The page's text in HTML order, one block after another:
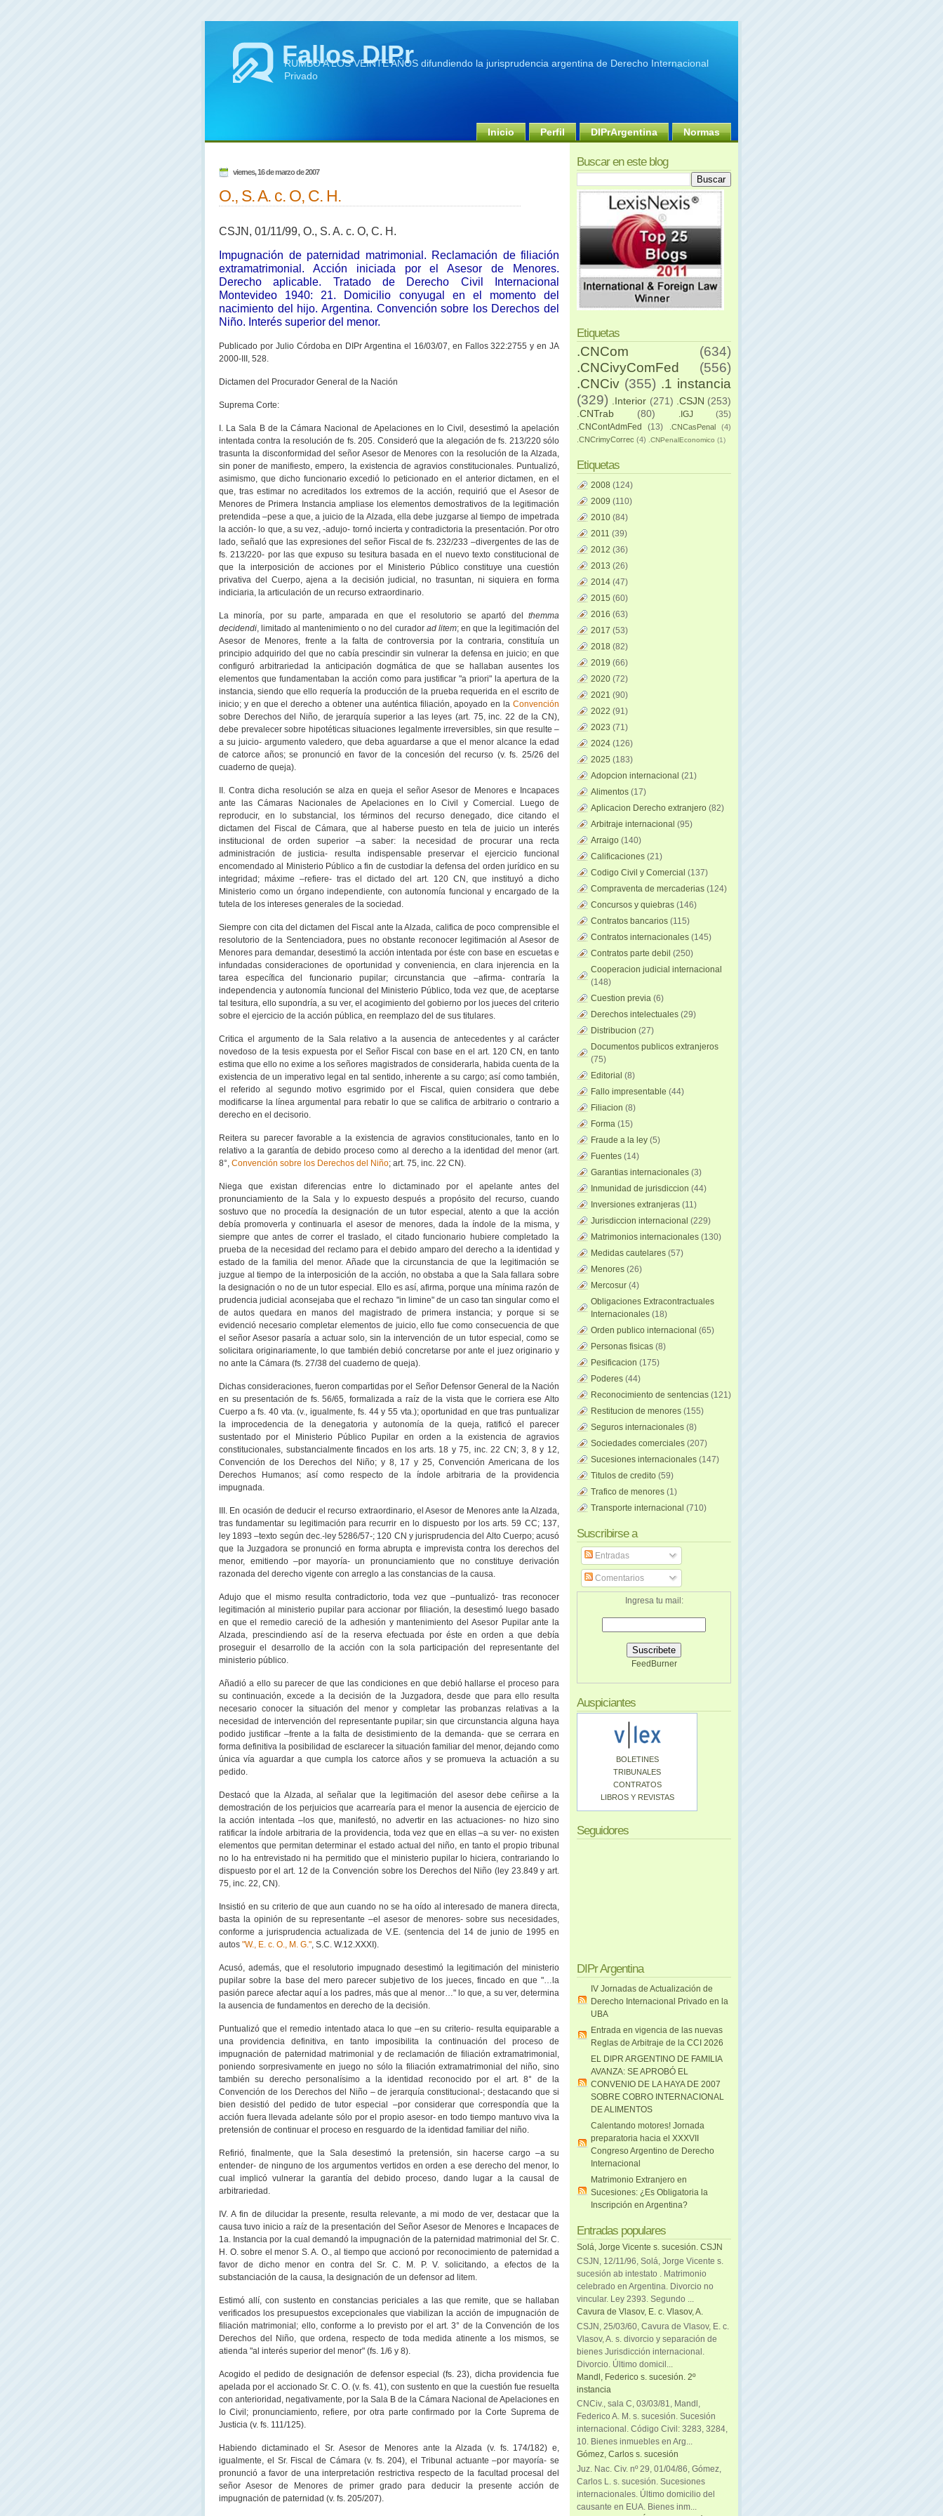
Fallos DIPr
RUMBO A LOS VEINTE AÑOS difundiendo la jurisprudencia argentina de Derecho Internacional
Privado
Inicio Perfil DIPrArgentina Normas
viernes, 16 de marzo de 2007
O., S. A. c. O, C. H.
CSJN, 01/11/99, O., S. A. c. O, C. H.
Impugnación de paternidad matrimonial. Reclamación de filiación
extramatrimonial. Acción iniciada por el Asesor de Menores.
Derecho aplicable. Tratado de Derecho Civil Internacional
Montevideo 1940: 21. Domicilio conyugal en el momento del
nacimiento del hijo. Argentina. Convención sobre los Derechos del
Niño. Interés superior del menor.
Publicado por Julio Córdoba en DIPr Argentina el 16/03/07, en Fallos 322:2755 y en JA
2000-III, 528.
Dictamen del Procurador General de la Nación
Suprema Corte:
I. La Sala Bde la Cámara Nacional de Apelaciones en lo Civil, desestimó la apelación
intentada contra la resolución de fs. 205. Consideró que la alegación de fs. 213/220 sólo
trasunta la disconformidad del señor Asesor de Menores con la resolución de la Alzada,
sin poner de manifiesto, empero, la existencia de agravios constitucionales. Puntualizó,
asimismo, que dicho funcionario excedió lo peticionado en el anterior dictamen, en el
que, tras estimar no acreditados los extremos de la acción, requirió que el Asesor de
Menores de Primera Instancia ampliase los elementos demostrativos de la legitimación
pretendida –pese a que, a juicio de la Alzada, ella debe juzgarse al tiempo de impetrada
la acción- lo que, a su vez, -adujo- tornó incierta y contradictoria la presentación. Por otro
lado, señaló que las expresiones del señor Fiscal de fs. 232/233 –divergentes de las de
fs. 213/220- por las que expuso su tesitura basada en el nuevo texto constitucional de
que la interposición de acciones por el Ministerio Público constituye una cuestión
privativa del Cuerpo, ajena a la decisión judicial, no trasuntan, ni siquiera en forma
indiciaria, la articulación de un recurso extraordinario.
La minoría, por su parte, amparada en que el resolutorio se apartó del themma
decidendi, limitado al mantenimiento o no del curador ad litem; en que la legitimación del
Asesor de Menores, frente a la falta de controversia por la contraria, constituía un
principio adquirido del que no cabía prescindir sin vulnerar la defensa en juicio; en que
configuró arbitrariedad la anticipación dogmática de que se hallaban ausentes los
elementos que fundamentaban la acción como para justificar "a priori" la apertura de la
instancia, siendo que ello requería la producción de la prueba requerida en el escrito de
inicio; y en que el derecho a obtener una auténtica filiación, apoyado en laConvención
sobre Derechos del Niño, de jerarquía superior a las leyes (art. 75, inc. 22 de la CN),
debe prevalecer sobre hipotéticas situaciones legalmente irreversibles, sin que resulte –
a su juicio- argumento valedero, que deba aguardarse a que el menor alcance la edad
de catorce años; se pronunció en favor de la concesión del recurso (v. fs. 25/26 del
cuaderno de queja).
II. Contra dicha resolución se alza en queja el señor Asesor de Menores e Incapaces
ante las Cámaras Nacionales de Apelaciones en lo Civil y Comercial. Luego de
reproducir, en lo substancial, los términos del recurso denegado, dice citando el
dictamen del Fiscal de Cámara, que al haberse puesto en tela de juicio un interés
institucional de orden superior –a saber: la necesidad de procurar una recta
administración de justicia- resulta indispensable preservar el ejercicio funcional
encomendado al Ministerio Público a fin de custodiar la defensa del orden jurídico en su
integridad; máxime –refiere- tras el dictado del art. 120 CN, que instituyó a dicho
Ministerio como un órgano independiente, con autonomía funcional y encargado de la
tutela de los intereses generales de la sociedad.
Siempre con cita del dictamen del Fiscal ante la Alzada, califica de poco comprensible el
resolutorio de la Sentenciadora, pues no obstante reconocer legitimación al Asesor de
Menores para demandar, desestimó la acción intentada por éste con base en escuetas e
infundadas consideraciones de oportunidad y conveniencia, en clara injerencia en la
tarea específica del funcionario pupilar; circunstancia que –afirma- contraría la
independencia y autonomía funcional del Ministerio Público, toda vez que, de aceptarse
tal tesitura, ello supondría, a su ver, el acogimiento del gobierno por los jueces del criterio
sobre el ejercicio de la acción pública, en reemplazo del de sus titulares.
Critica el argumento de la Salarelativo a la ausencia de antecedentes y al carácter
novedoso de la tesis expuesta por el Señor Fiscal con base en el art. 120 CN, en tanto
estima que ello no exime a los señores magistrados de considerarla, habida cuenta de la
existencia de un imperativo legal en tal sentido, inherente a su cargo; así como también,
el referido al segundo motivo esgrimido por el Fiscal, quien considera que debe
modificarse la línea argumental para rebatir lo que se califica de arbitrario o contrario a
derecho en el decisorio.
Reitera su parecer favorable a la existencia de agravios constitucionales, tanto en lo
relativo a la garantía de debido proceso como al derecho a la identidad del menor (art.
8°, Convención sobre los Derechos del Niño; art. 75, inc. 22 CN).
Niega que existan diferencias entre lo dictaminado por el apelante antes del
pronunciamiento de
la Salay lo expuesto después a propósito del recurso, cuando
sostuvo que no procedía la designación de un tutor especial, atento a que la acción
debía promoverla y continuarla el asesor de menores, dada la índole de la misma, y
siempre que antes de correr el traslado, el citado funcionario hubiere completado la
prueba de la necesidad del reclamo para el debido amparo del derecho a la identidad y
estado de la familia del menor. Añade que la circunstancia de que la legitimación se
juzgue al tiempo de la interposición de la acción, no obstaba a que la Salafallara sobre
la designación o no de un tutor especial. Ello es así, afirma, porque una mínima razón de
prudencia judicial aconsejaba que el rechazo "in limine" de un caso tan singular como el
de autos quedara en manos del magistrado de primera instancia; y porque si se
evidenció necesario completar elementos de juicio, ello fue como consecuencia de que
el señor Asesor pasaría a actuar solo, sin la intervención de un tutor especial, como se
solicitara originariamente, lo que también debió concretarse por ante el juez originario y
no ante la Cámara (fs. 27/38 del cuaderno de queja).
Dichas consideraciones, fueron compartidas por el Señor Defensor General de la Nación
en su presentación de fs. 56/65, formalizada a raíz de la vista que le corriera ese Alto
Cuerpo a fs. 40 vta. (v., igualmente, fs. 44 y 55 vta.); oportunidad en que tras puntualizar
la improcedencia de la denegatoria y autonomía de la queja, ratificó el parecer
sustentado por el Ministerio Público Pupilar en orden a la existencia de agravios
constitucionales, substancialmente fincados en los arts. 18 y 75, inc. 22 CN; 3, 8 y 12,
Convención de los Derechos del Niño; y 8, 17 y 25, Convención Americana de los
Derechos Humanos; así como respecto de la índole arbitraria de la providencia
impugnada.
III. En ocasión de deducir el recurso extraordinario, el Asesor de Menores ante la Alzada,
tras fundamentar su legitimación para recurrir en lo dispuesto por los arts. 59 CC; 137,
ley 1893 –texto según dec.-ley 5286/57-; 120 CN y jurisprudencia del Alto Cuerpo; acusó
que
la Juzgadora se pronunció en forma abrupta e imprevista contra los derechos del
menor, emitiendo –por mayoría- un pronunciamiento que no constituye derivación
razonada del derecho vigente con arreglo a las constancias de la causa.
Adujo que el mismo resulta contradictorio, toda vez que –puntualizó- tras reconocer
legitimación al ministerio pupilar para accionar por filiación, la desestimó luego basado
en que el remedio careció de la adhesión y mantenimiento del Asesor Pupilar ante
la
Alzada, prescindiendo así de la reserva efectuada por éste en orden a que debía
proseguir el desarrollo de la acción con la sola participación del representante del
ministerio público.
Añadió a ello su parecer de que las condiciones en que debió hallarse el proceso para
su continuación, excede a la decisión de
la Juzgadora, desde que para ello resulta
necesario conocer la situación del menor y completar las probanzas relativas a la
necesidad de intervención del representante pupilar; sin que circunstancia alguna haya
podido justificar –frente a la falta de desistimiento de la demanda- que se cerrara en
forma definitiva la posibilidad de esclarecer la situación familiar del menor, dejando como
única vía aguardar a que cumpla los catorce años y se promueva la actuación a su
pedido.
Destacó que la Alzada, al señalar que la legitimación del asesor debe ceñirse a la
demostración de los perjuicios que acarrearía para el menor la ausencia de ejercicio de
la acción intentada –los que, manifestó, no advertir en las actuaciones- no hizo sino
ratificar la índole arbitraria de la providencia, toda vez que en ellas –a su ver- no existen
elementos que permitan determinar el estado actual del niño, en tanto el propio tribunal
no lo ha entrevistado ni ha permitido que el ministerio pupilar lo hiciera, contrariando lo
dispuesto por el art. 12 de la Convención sobre los Derechos del Niño (ley 23.849 y art.
75, inc. 22, CN).
Insistió en su criterio de que aun cuando no se ha oído al interesado de manera directa,
basta la opinión de su representante –el asesor de menores- sobre sus necesidades,
conforme a jurisprudencia actualizada de V.E. (sentencia del 14 de junio de 1995 en
autos "W., E. c. O., M. G.", S.C. W.12.XXXI).
Acusó, además, que el resolutorio impugnado desestimó la legitimación del ministerio
pupilar sobre la base del mero parecer subjetivo de los jueces, fincado en que "…la
pasión parece afectar aquí a los padres, más que al menor…" lo que, a su ver, determina
la ausencia de fundamentos en derecho de la decisión.
Puntualizó que el remedio intentado ataca lo que –en su criterio- resulta equiparable a
una providencia definitiva, en tanto imposibilita la continuación del proceso de
impugnación de paternidad matrimonial y de reclamación de filiación extramatrimonial,
poniendo sorpresivamente en juego no sólo la filiación extramatrimonial del niño, sino
también su derecho personalísimo a la identidad reconocido por el art. 8° de
la
Convención de los Derechos del Niño – de jerarquía constitucional-; destacando que si
bien desistió del pedido de tutor especial –por considerar que correspondía que la
acción fuera llevada adelante sólo por el propio asesor- en todo tiempo mantuvo viva la
pretensión de continuar el proceso en resguardo de la identidad familiar del niño.
Refirió, finalmente, que la Sala desestimó la pretensión, sin hacerse cargo –a su
entender- de ninguno de los argumentos vertidos en orden a ese derecho del menor, lo
cual implicó vulnerar la garantía del debido proceso, dando lugar a la causal de
arbitrariedad.
IV. A fin de dilucidar la presente, resulta relevante, a mi modo de ver, destacar que la
causa tuvo inicio a raíz de la presentación del Señor Asesor de Menores e Incapaces de
1a. Instancia por la cual demandó la impugnación de la paternidad matrimonial del Sr. C.
H. O. sobre el menor S. A. O., al tiempo que accionó por reconocimiento de paternidad a
favor de dicho menor en contra del Sr. C. M. P. V. solicitando, a efectos de la
substanciación de la causa, la designación de un defensor ad litem.
Estimó allí, con sustento en constancias periciales a las que remite, que se hallaban
verificados los presupuestos excepcionales que viabilizan la acción de impugnación de
filiación matrimonial; ello, conforme a lo previsto por el art. 3° de la Convención de los
Derechos del Niño, que ordena, respecto de toda medida atinente a los mismos, se
atienda "al interés superior del menor" (fs. 1/6 y 8).
Acogido el pedido de designación de defensor especial (fs. 23), dicha providencia fue
apelada por el accionado Sr. C. O. (v. fs. 41), con sustento en que la cuestión fue resuelta
con anterioridad, negativamente, por la Sala B de la Cámara Nacional de Apelaciones en
lo Civil; pronunciamiento, refiere, por otra parte confirmado por
la Corte Supremade
Justicia (v. fs. 111/125).
Habiendo dictaminado el Sr. Asesor de Menores ante la Alzada (v. fs. 174/182) e,
igualmente, el Sr. Fiscal de Cámara (v. fs. 204), el Tribunal actuante –por mayoría- se
pronunció a favor de una interpretación restrictiva respecto de la facultad procesal del
señor Asesor de Menores de primer grado para deducir la presente acción de
impugnación de paternidad (v. fs. 205/207).
Buscar en este blog
Etiquetas
.CNCom
(634)
.CNCivyComFed
(556)
.CNCiv (355) .1 instancia
(329)
.Interior (271) .CSJN (253)
.CNTrab
(80) .IGJ
(35)
.CNContAdmFed
(13) .CNCasPenal
(4)
.CNCrimyCorrec (4) .CNPenalEconomico (1)
Etiquetas
2008 (124)
2009 (110)
2010 (84)
2011 (39)
2012 (36)
2013 (26)
2014 (47)
2015 (60)
2016 (63)
2017 (53)
2018 (82)
2019 (66)
2020 (72)
2021 (90)
2022 (91)
2023 (71)
2024 (126)
2025 (183)
Adopcion internacional (21)
Alimentos (17)
Aplicacion Derecho extranjero (82)
Arbitraje internacional (95)
Arraigo (140)
Calificaciones (21)
Codigo Civil y Comercial (137)
Compraventa de mercaderias (124)
Concursos y quiebras (146)
Contratos bancarios (115)
Contratos internacionales (145)
Contratos parte debil (250)
Cooperacion judicial internacional
(148)
Cuestion previa (6)
Derechos intelectuales (29)
Distribucion (27)
Documentos publicos extranjeros
(75)
Editorial (8)
Fallo impresentable (44)
Filiacion (8)
Forma (15)
Fraude a la ley (5)
Fuentes (14)
Garantias internacionales (3)
Inmunidad de jurisdiccion (44)
Inversiones extranjeras (11)
Jurisdiccion internacional (229)
Matrimonios internacionales (130)
Medidas cautelares (57)
Menores (26)
Mercosur (4)
Obligaciones Extracontractuales
Internacionales (18)
Orden publico internacional (65)
Personas fisicas (8)
Pesificacion (175)
Poderes (44)
Reconocimiento de sentencias (121)
Restitucion de menores (155)
Seguros internacionales (8)
Sociedades comerciales (207)
Sucesiones internacionales (147)
Titulos de credito (59)
Trafico de menores (1)
Transporte internacional (710)
Suscribirse a
Entradas
Comentarios
Ingresa tu mail:
FeedBurner
Auspiciantes
BOLETINES
TRIBUNALES
CONTRATOS
LIBROS Y REVISTAS
Seguidores
DIPr Argentina
IV Jornadas de Actualización de
Derecho Internacional Privado en la
UBA
Entrada en vigencia de las nuevas
Reglas de Arbitraje de la CCI 2026
EL DIPR ARGENTINO DE FAMILIA
AVANZA: SE APROBÓ EL
CONVENIO DE LA HAYA DE 2007
SOBRE COBRO INTERNACIONAL
DE ALIMENTOS
Calentando motores! Jornada
preparatoria hacia el XXXVII
Congreso Argentino de Derecho
Internacional
Matrimonio Extranjero en
Sucesiones: ¿Es Obligatoria la
Inscripción en Argentina?
Entradas populares
Solá, Jorge Vicente s. sucesión. CSJN
CSJN, 12/11/96, Solá, Jorge Vicente s.
sucesión ab intestato . Matrimonio
celebrado en Argentina. Divorcio no
vincular. Ley 2393. Segundo ...
Cavura de Vlasov, E. c. Vlasov, A.
CSJN, 25/03/60, Cavura de Vlasov, E. c.
Vlasov, A. s. divorcio y separación de
bienes Jurisdicción internacional.
Divorcio. Último domicil...
Mandl, Federico s. sucesión. 2º
instancia
CNCiv., sala C, 03/03/81, Mandl,
Federico A. M. s. sucesión. Sucesión
internacional. Código Civil: 3283, 3284,
10. Bienes inmuebles en Arg...
Gómez, Carlos s. sucesión
Juz. Nac. Civ. nº 29, 01/04/86, Gómez,
Carlos L. s. sucesión. Sucesiones
internacionales. Último domicilio del
causante en EUA. Bienes inm...